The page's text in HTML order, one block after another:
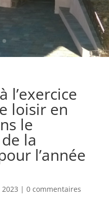
l’exercice
loisir en
le
la
l’année
| 0 commentaires